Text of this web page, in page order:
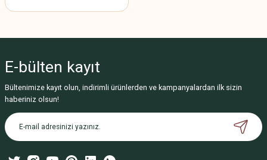
E-bülten kayıt
Bültenimize kayıt olun, indirimli ürünlerden ve kampanyalardan ilk sizin
haberiniz olsun!